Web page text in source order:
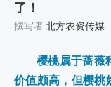
了！
撰写者北方农资传媒
樱桃属于蔷薇
价值颇高，但樱桃